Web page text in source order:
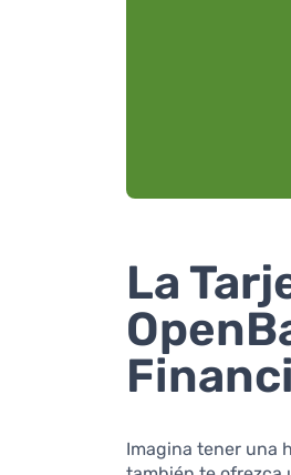
La
Imagina tener una